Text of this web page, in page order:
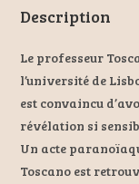
Description
Le professeur
l’université de
est convaincu
révélation si
Un acte
Toscano est